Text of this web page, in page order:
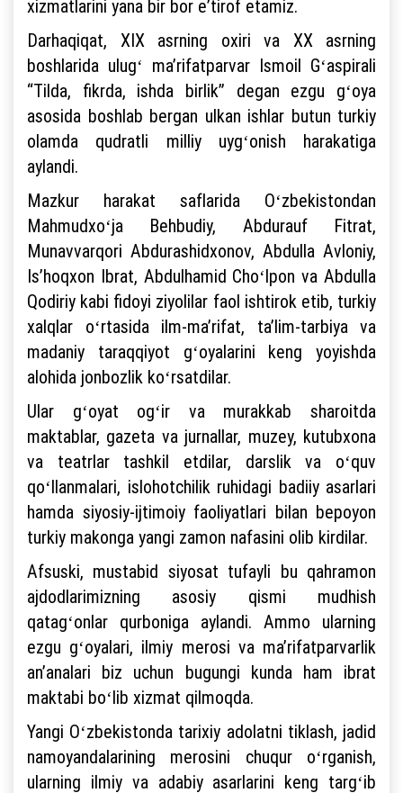
xizmatlarini yana bir bor eʼtirof etamiz.
Darhaqiqat, XIX asrning oxiri va XX asrning
boshlarida ulugʻ maʼrifatparvar Ismoil Gʻaspirali
“Tilda, fikrda, ishda birlik” degan ezgu gʻoya
asosida boshlab bergan ulkan ishlar butun turkiy
olamda qudratli milliy uygʻonish harakatiga
aylandi.
Mazkur harakat saflarida Oʻzbekistondan
Mahmudxoʻja Behbudiy, Abdurauf Fitrat,
Munavvarqori Abdurashidxonov, Abdulla Avloniy,
Isʼhoqxon Ibrat, Abdulhamid Choʻlpon va Abdulla
Qodiriy kabi fidoyi ziyolilar faol ishtirok etib, turkiy
xalqlar oʻrtasida ilm-maʼrifat, taʼlim-tarbiya va
madaniy taraqqiyot gʻoyalarini keng yoyishda
alohida jonbozlik koʻrsatdilar.
Ular gʻoyat ogʻir va murakkab sharoitda
maktablar, gazeta va jurnallar, muzey, kutubxona
va teatrlar tashkil etdilar, darslik va oʻquv
qoʻllanmalari, islohotchilik ruhidagi badiiy asarlari
hamda siyosiy-ijtimoiy faoliyatlari bilan bepoyon
turkiy makonga yangi zamon nafasini olib kirdilar.
Afsuski, mustabid siyosat tufayli bu qahramon
ajdodlarimizning asosiy qismi mudhish
qatagʻonlar qurboniga aylandi. Ammo ularning
ezgu gʻoyalari, ilmiy merosi va maʼrifatparvarlik
anʼanalari biz uchun bugungi kunda ham ibrat
maktabi boʻlib xizmat qilmoqda.
Yangi Oʻzbekistonda tarixiy adolatni tiklash, jadid
namoyandalarining merosini chuqur oʻrganish,
ularning ilmiy va adabiy asarlarini keng targʻib